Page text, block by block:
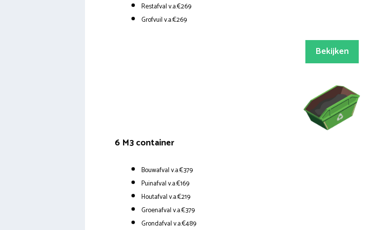
Restafval v.a.€269
Grofvuil v.a.€269
Bekijken
6 M3 container
Bouwafval v.a.€379
Puinafval v.a.€169
Houtafval v.a.€219
Groenafval v.a.€379
Grondafval v.a.€489